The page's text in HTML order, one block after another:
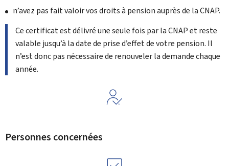
n’avez pas fait valoir vos droits à pension auprès de la CNAP.
Ce certificat est délivré une seule fois par la CNAP et reste
valable jusqu’à la date de prise d’effet de votre pension. Il
n’est donc pas nécessaire de renouveler la demande chaque
année.
Personnes concernées